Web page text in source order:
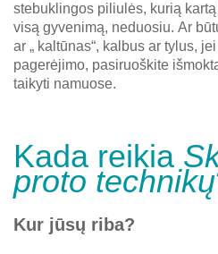
stebuklingos piliulės, kurią
visą gyvenimą, neduosiu. Ar
ar „ kaltūnas“, kalbus ar tylus,
pagerėjimo, pasiruoškite
taikyti namuose.
Kada reikia
proto technikų
Kur jūsų riba?